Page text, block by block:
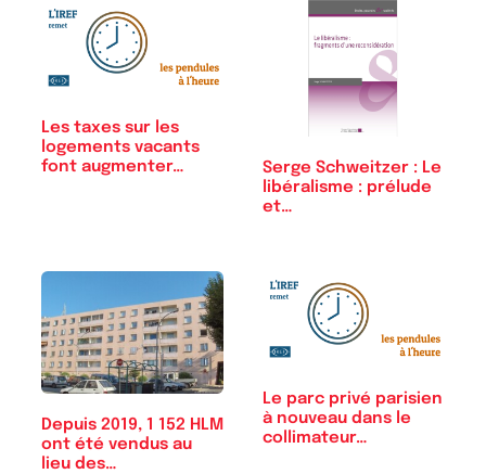
Les taxes sur les
logements vacants
font augmenter…
Serge Schweitzer : Le
libéralisme : prélude
et…
Depuis 2019, 1 152 HLM
ont été vendus au
lieu des…
Le parc privé parisien
à nouveau dans le
collimateur…